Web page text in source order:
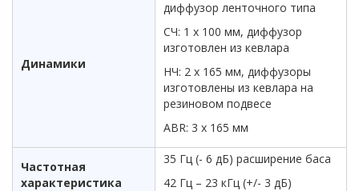
Динамики
диффузор ленточного типа
СЧ: 1 х 100 мм, диффузор
изготовлен из кевлара
НЧ: 2 х 165 мм, диффузоры
изготовлены из кевлара на
резиновом подвесе
ABR: 3 x 165 мм
Частотная
характеристика
35 Гц (- 6 дБ) расширение баса
42 Гц – 23 кГц (+/- 3 дБ)